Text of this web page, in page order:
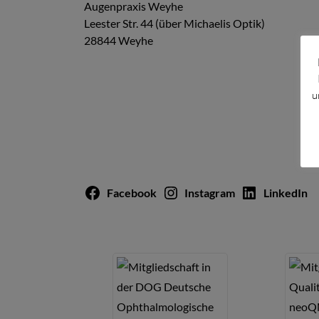
Augenpraxis Weyhe
Leester Str. 44 (über Michaelis Optik)
28844 Weyhe
Facebook Instagram LinkedIn